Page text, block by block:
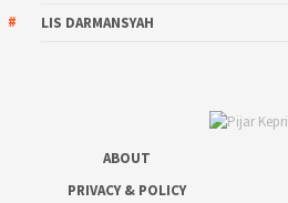
LIS DARMANSYAH
ABOUT
PRIVACY & POLICY